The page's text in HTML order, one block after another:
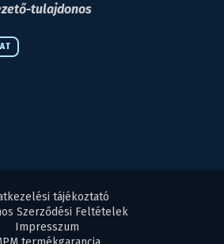
tulajdonos
tájékoztató
Szerződési Feltételek
Impresszum